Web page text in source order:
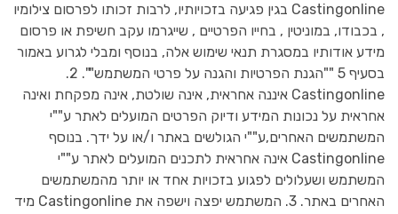
Castingonline בגין פגיעה בזכויותיו, לרבות זכותו לפרסום צילומיו
, בכבודו, במוניטין , בחייו הפרטיים , שייגרמו עקב חשיפת או פרסום
מידע אודותיו במסגרת תנאי שימוש אלה, בנוסף ומבלי לגרוע באמור
בסעיף 5 ""הגנת הפרטיות והגנה על פרטי המשתמש"". 2.
Castingonline איננה אחראית, אינה שולטת, אינה מפקחת ואינה
אחראית על נכונות המידע ודיוק הפרטים המועלים לאתר ע""י
המשתמשים האחרים,ע""י הגולשים באתר ו/או על ידך. בנוסף
Castingonline אינה אחראית לתכנים המועלים לאתר ע""י
המשתמש ושעלולים לפגוע בזכויות אחד או יותר מהמשתמשים
האחרים באתר. 3. המשתמש יפצה וישפה את Castingonline מיד